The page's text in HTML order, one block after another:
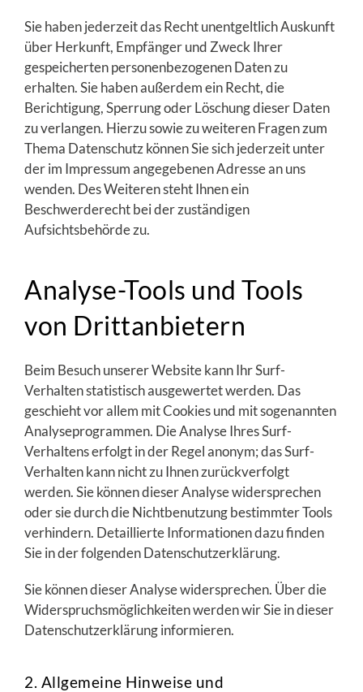
Sie haben jederzeit das Recht unentgeltlich Auskunft
über Herkunft, Empfänger und Zweck Ihrer
gespeicherten personenbezogenen Daten zu
erhalten. Sie haben außerdem ein Recht, die
Berichtigung, Sperrung oder Löschung dieser Daten
zu verlangen. Hierzu sowie zu weiteren Fragen zum
Thema Datenschutz können Sie sich jederzeit unter
der im Impressum angegebenen Adresse an uns
wenden. Des Weiteren steht Ihnen ein
Beschwerderecht bei der zuständigen
Aufsichtsbehörde zu.
Analyse-Tools und Tools
von Drittanbietern
Beim Besuch unserer Website kann Ihr Surf-
Verhalten statistisch ausgewertet werden. Das
geschieht vor allem mit Cookies und mit sogenannten
Analyseprogrammen. Die Analyse Ihres Surf-
Verhaltens erfolgt in der Regel anonym; das Surf-
Verhalten kann nicht zu Ihnen zurückverfolgt
werden. Sie können dieser Analyse widersprechen
oder sie durch die Nichtbenutzung bestimmter Tools
verhindern. Detaillierte Informationen dazu finden
Sie in der folgenden Datenschutzerklärung.
Sie können dieser Analyse widersprechen. Über die
Widerspruchsmöglichkeiten werden wir Sie in dieser
Datenschutzerklärung informieren.
2. Allgemeine Hinweise und